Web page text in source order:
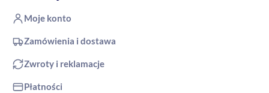
Moje konto
Zamówienia i dostawa
Zwroty i reklamacje
Płatności